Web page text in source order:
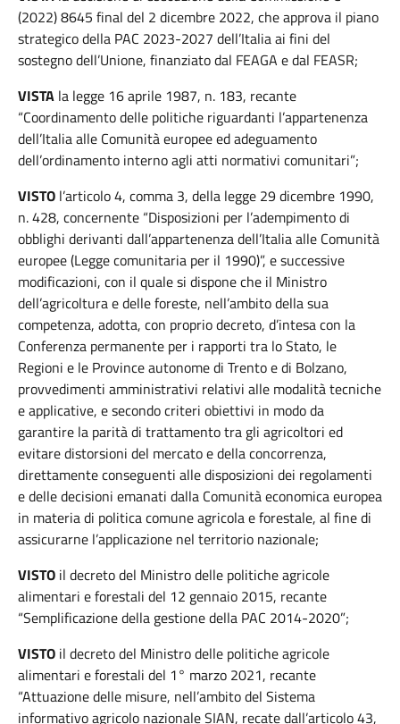
(2022) 8645 final del 2 dicembre 2022, che approva il piano
strategico della PAC 2023-2027 dell’Italia ai fini del
sostegno dell’Unione, finanziato dal FEAGA e dal FEASR;
VISTA la legge 16 aprile 1987, n. 183, recante
“Coordinamento delle politiche riguardanti l’appartenenza
dell’Italia alle Comunità europee ed adeguamento
dell’ordinamento interno agli atti normativi comunitari”;
VISTO l’articolo 4, comma 3, della legge 29 dicembre 1990,
n. 428, concernente “Disposizioni per l’adempimento di
obblighi derivanti dall’appartenenza dell’Italia alle Comunità
europee (Legge comunitaria per il 1990)”, e successive
modificazioni, con il quale si dispone che il Ministro
dell’agricoltura e delle foreste, nell’ambito della sua
competenza, adotta, con proprio decreto, d’intesa con la
Conferenza permanente per i rapporti tra lo Stato, le
Regioni e le Province autonome di Trento e di Bolzano,
provvedimenti amministrativi relativi alle modalità tecniche
e applicative, e secondo criteri obiettivi in modo da
garantire la parità di trattamento tra gli agricoltori ed
evitare distorsioni del mercato e della concorrenza,
direttamente conseguenti alle disposizioni dei regolamenti
e delle decisioni emanati dalla Comunità economica europea
in materia di politica comune agricola e forestale, al fine di
assicurarne l’applicazione nel territorio nazionale;
VISTO il decreto del Ministro delle politiche agricole
alimentari e forestali del 12 gennaio 2015, recante
“Semplificazione della gestione della PAC 2014-2020”;
VISTO il decreto del Ministro delle politiche agricole
alimentari e forestali del 1° marzo 2021, recante
“Attuazione delle misure, nell’ambito del Sistema
informativo agricolo nazionale SIAN, recate dall’articolo 43,